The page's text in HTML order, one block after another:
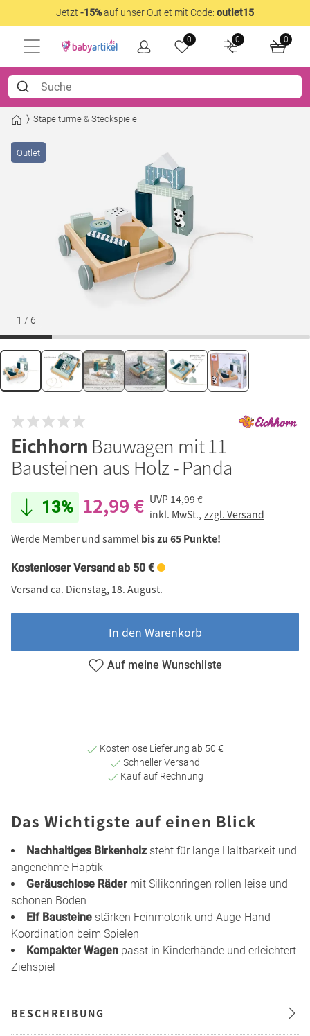
Jetzt -15%auf unser Outlet mit Code: outlet15
0 0 0
Stapeltürme & Steckspiele
1 / 6
Outlet
Eichhorn Bauwagen mit 11
Bausteinen aus Holz - Panda
13% 12,99 € UVP 14,99 €
inkl. MwSt., zzgl. Versand
Werde Member und sammel bis zu 65 Punkte!
Kostenloser Versand ab 50 €
Versand ca. Dienstag, 18. August.
In den Warenkorb
Auf meine Wunschliste
Kostenlose Lieferung ab 50 €
Schneller Versand
Kauf auf Rechnung
Das Wichtigste auf einen Blick
Nachhaltiges Birkenholzsteht für lange Haltbarkeit und
angenehme Haptik
Geräuschlose Räder mit Silikonringen rollen leise und
schonen Böden
Elf Bausteine stärken Feinmotorik und Auge-Hand-
Koordination beim Spielen
Kompakter Wagen passt in Kinderhände und erleichtert
Ziehspiel
BESCHREIBUNG